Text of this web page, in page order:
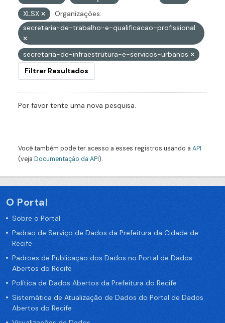
XLSX
Organizações:
secretaria-de-trabalho-e-qualificacao-profissional
secretaria-de-infraestrutura-e-servicos-urbanos
Filtrar Resultados
Por favor tente uma nova pesquisa.
Você também pode ter acesso a esses registros usando a API
(veja Documentação da API).
O Portal
Sobre o Portal
Padrão de Serviço de Dados da Prefeitura da Cidade de
Recife
Padrões de Publicação dos Dados no Portal de Dados
Abertos do Recife
Política de Dados Abertos da Prefeitura do Recife
Sistemática de Atualização de Dados do Portal de Dados
Abertos do Recife